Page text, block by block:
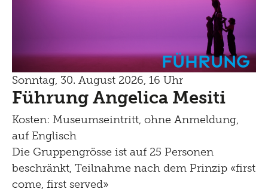
Führung
Sonntag, 30. August 2026, 16 Uhr
Führung Angelica Mesiti
Kosten: Museumseintritt, ohne Anmeldung,
auf Englisch
Die Gruppengrösse ist auf 25 Personen
beschränkt, Teilnahme nach dem Prinzip «first
come, first served»